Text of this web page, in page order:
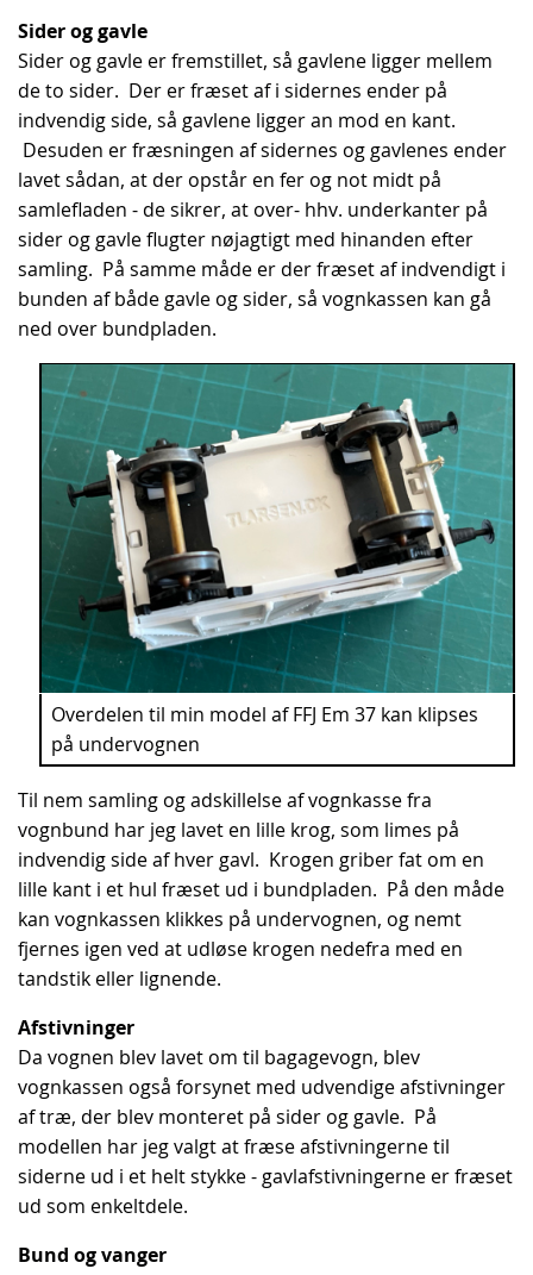
Sider og gavle
Sider og gavle er fremstillet, så gavlene ligger mellem
de to sider. Der er fræset af i sidernes ender på
indvendig side, så gavlene ligger an mod en kant.
Desuden er fræsningen af sidernes og gavlenes ender
lavet sådan, at der opstår en fer og not midt på
samlefladen - de sikrer, at over- hhv. underkanter på
sider og gavle flugter nøjagtigt med hinanden efter
samling. På samme måde er der fræset af indvendigt i
bunden af både gavle og sider, så vognkassen kan gå
ned over bundpladen.
Overdelen til min model af FFJ Em 37 kan klipses
på undervognen
Til nem samling og adskillelse af vognkasse fra
vognbund har jeg lavet en lille krog, som limes på
indvendig side af hver gavl. Krogen griber fat om en
lille kant i et hul fræset ud i bundpladen. På den måde
kan vognkassen klikkes på undervognen, og nemt
fjernes igen ved at udløse krogen nedefra med en
tandstik eller lignende.
Afstivninger
Da vognen blev lavet om til bagagevogn, blev
vognkassen også forsynet med udvendige afstivninger
af træ, der blev monteret på sider og gavle. På
modellen har jeg valgt at fræse afstivningerne til
siderne ud i et helt stykke - gavlafstivningerne er fræset
ud som enkeltdele.
Bund og vanger